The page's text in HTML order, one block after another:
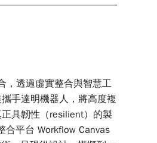
，透過虛實整合與智慧工
手達明機器人，將高度複
具韌性（resilient）的製
合平台 Workflow Canvas